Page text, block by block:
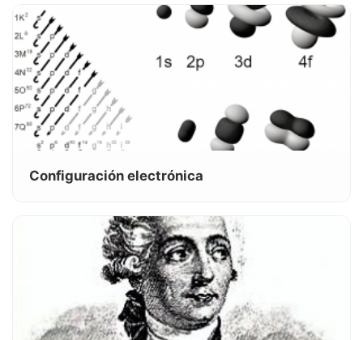
Configuración electrónica